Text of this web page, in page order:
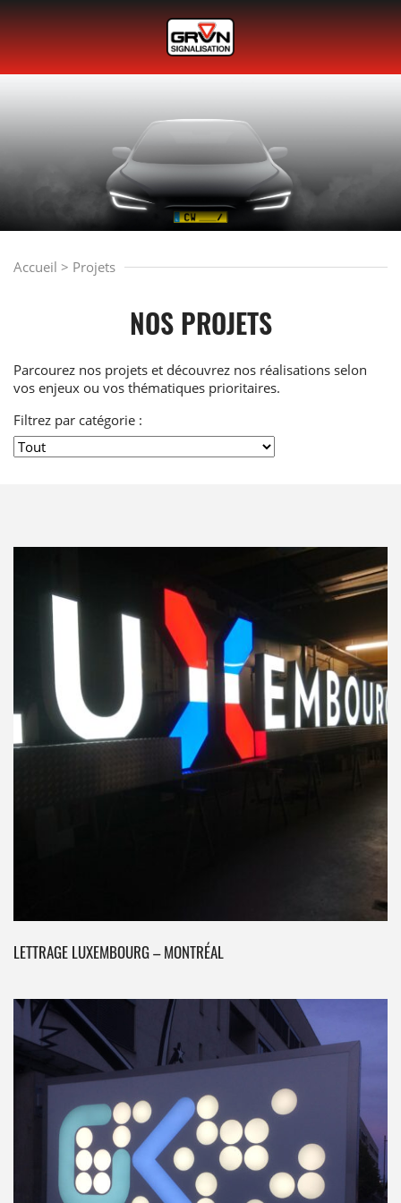
Accueil > Projets
NOS PROJETS
Parcourez nos projets et découvrez nos réalisations selon
vos enjeux ou vos thématiques prioritaires.
Filtrez par catégorie :
LETTRAGE LUXEMBOURG – MONTRÉAL